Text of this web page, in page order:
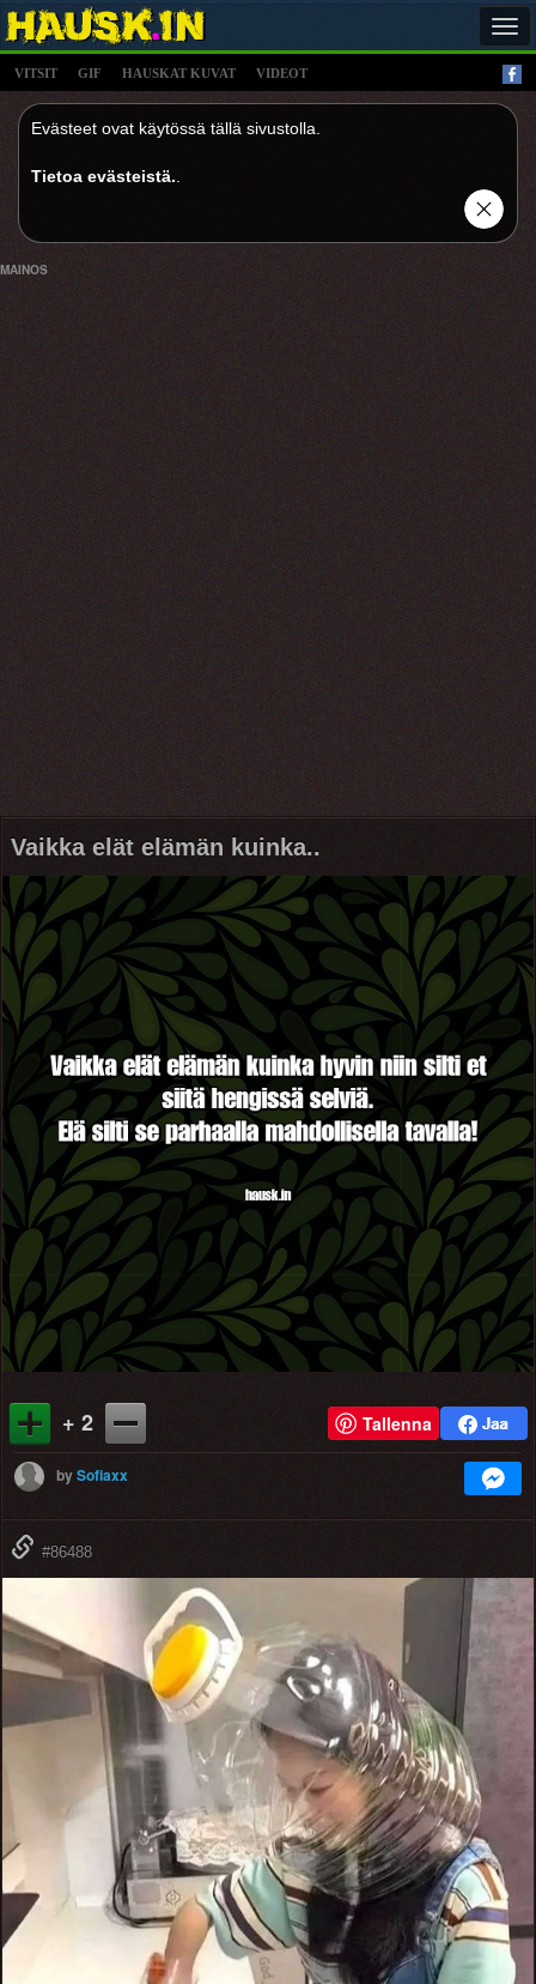
VITSIT GIF HAUSKAT KUVAT VIDEOT
Evästeet ovat käytössä tällä sivustolla.
Tietoa evästeistä.
MAINOS
Vaikka elät elämän kuinka..
+ 2 Tallenna
bySofiaxx
#86488